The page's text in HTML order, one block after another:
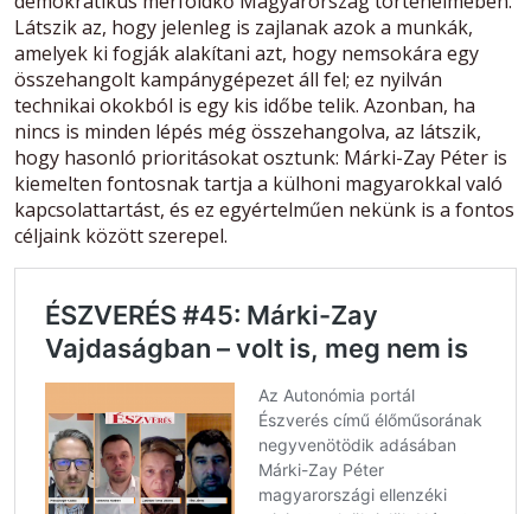
Látszik az, hogy jelenleg is zajlanak azok a munkák,
amelyek ki fogják alakítani azt, hogy nemsokára egy
összehangolt kampánygépezet áll fel; ez nyilván
technikai okokból is egy kis időbe telik. Azonban, ha
nincs is minden lépés még összehangolva, az látszik,
hogy hasonló prioritásokat osztunk: Márki-Zay Péter is
kiemelten fontosnak tartja a külhoni magyarokkal való
kapcsolattartást, és ez egyértelműen nekünk is a fontos
céljaink között szerepel.